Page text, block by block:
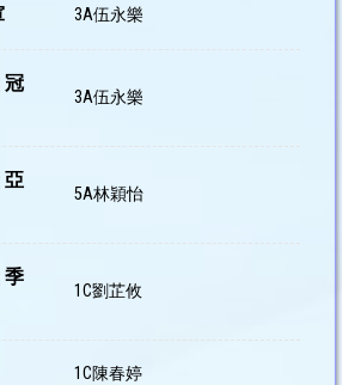
3A伍永樂
冠
3A伍永樂
亞
5A林穎怡
季
1C劉芷攸
1C陳春婷